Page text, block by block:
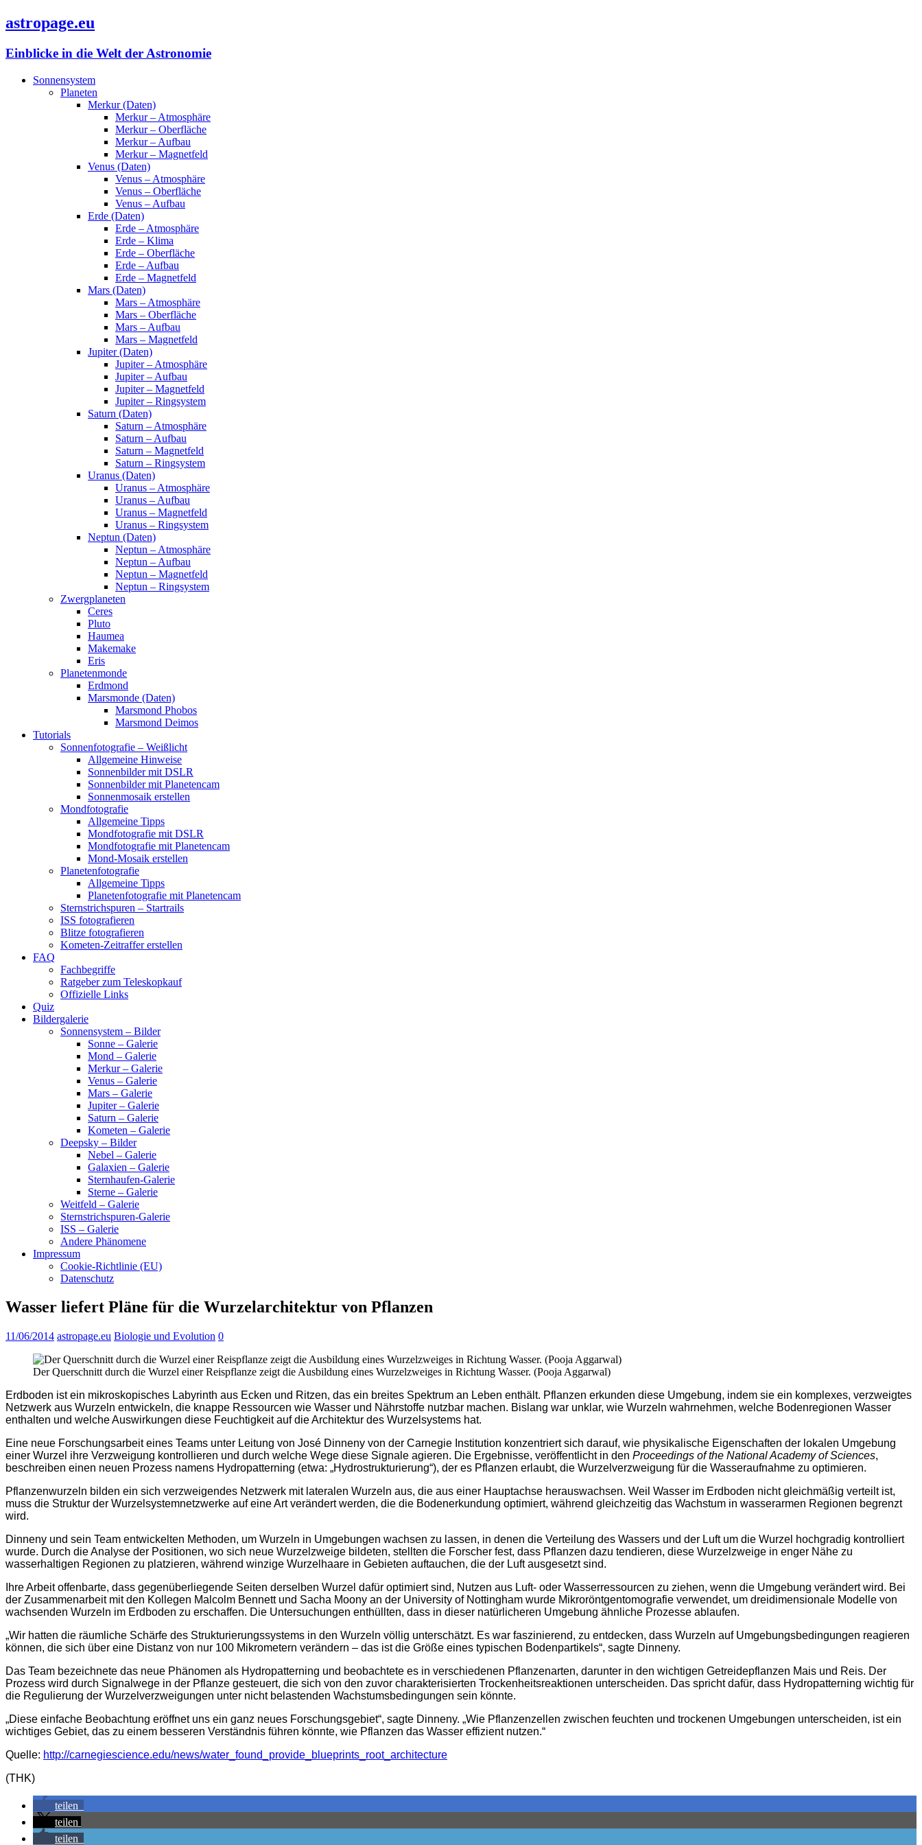
astropage.eu
Einblicke in die Welt der Astronomie
Sonnensystem
Planeten
Merkur (Daten)
Merkur – Atmosphäre
Merkur – Oberfläche
Merkur – Aufbau
Merkur – Magnetfeld
Venus (Daten)
Venus – Atmosphäre
Venus – Oberfläche
Venus – Aufbau
Erde (Daten)
Erde – Atmosphäre
Erde – Klima
Erde – Oberfläche
Erde – Aufbau
Erde – Magnetfeld
Mars (Daten)
Mars – Atmosphäre
Mars – Oberfläche
Mars – Aufbau
Mars – Magnetfeld
Jupiter (Daten)
Jupiter – Atmosphäre
Jupiter – Aufbau
Jupiter – Magnetfeld
Jupiter – Ringsystem
Saturn (Daten)
Saturn – Atmosphäre
Saturn – Aufbau
Saturn – Magnetfeld
Saturn – Ringsystem
Uranus (Daten)
Uranus – Atmosphäre
Uranus – Aufbau
Uranus – Magnetfeld
Uranus – Ringsystem
Neptun (Daten)
Neptun – Atmosphäre
Neptun – Aufbau
Neptun – Magnetfeld
Neptun – Ringsystem
Zwergplaneten
Ceres
Pluto
Haumea
Makemake
Eris
Planetenmonde
Erdmond
Marsmonde (Daten)
Marsmond Phobos
Marsmond Deimos
Tutorials
Sonnenfotografie – Weißlicht
Allgemeine Hinweise
Sonnenbilder mit DSLR
Sonnenbilder mit Planetencam
Sonnenmosaik erstellen
Mondfotografie
Allgemeine Tipps
Mondfotografie mit DSLR
Mondfotografie mit Planetencam
Mond-Mosaik erstellen
Planetenfotografie
Allgemeine Tipps
Planetenfotografie mit Planetencam
Sternstrichspuren – Startrails
ISS fotografieren
Blitze fotografieren
Kometen-Zeitraffer erstellen
FAQ
Fachbegriffe
Ratgeber zum Teleskopkauf
Offizielle Links
Quiz
Bildergalerie
Sonnensystem – Bilder
Sonne – Galerie
Mond – Galerie
Merkur – Galerie
Venus – Galerie
Mars – Galerie
Jupiter – Galerie
Saturn – Galerie
Kometen – Galerie
Deepsky – Bilder
Nebel – Galerie
Galaxien – Galerie
Sternhaufen-Galerie
Sterne – Galerie
Weitfeld – Galerie
Sternstrichspuren-Galerie
ISS – Galerie
Andere Phänomene
Impressum
Cookie-Richtlinie (EU)
Datenschutz
Wasser liefert Pläne für die Wurzelarchitektur von Pflanzen
11/06/2014 astropage.eu Biologie und Evolution 0
Der Querschnitt durch die Wurzel einer Reispflanze zeigt die Ausbildung eines Wurzelzweiges in Richtung Wasser. (Pooja Aggarwal)
Erdboden ist ein mikroskopisches Labyrinth aus Ecken und Ritzen, das ein breites Spektrum an Leben enthält. Pflanzen erkunden diese Umgebung, indem sie ein komplexes, verzweigtes
Netzwerk aus Wurzeln entwickeln, die knappe Ressourcen wie Wasser und Nährstoffe nutzbar machen. Bislang war unklar, wie Wurzeln wahrnehmen, welche Bodenregionen Wasser
enthalten und welche Auswirkungen diese Feuchtigkeit auf die Architektur des Wurzelsystems hat.
Eine neue Forschungsarbeit eines Teams unter Leitung von José Dinneny von der Carnegie Institution konzentriert sich darauf, wie physikalische Eigenschaften der lokalen Umgebung
einer Wurzel ihre Verzweigung kontrollieren und durch welche Wege diese Signale agieren. Die Ergebnisse, veröffentlicht in den Proceedings of the National Academy of Sciences,
beschreiben einen neuen Prozess namens Hydropatterning (etwa: „Hydrostrukturierung“), der es Pflanzen erlaubt, die Wurzelverzweigung für die Wasseraufnahme zu optimieren.
Pflanzenwurzeln bilden ein sich verzweigendes Netzwerk mit lateralen Wurzeln aus, die aus einer Hauptachse herauswachsen. Weil Wasser im Erdboden nicht gleichmäßig verteilt ist,
muss die Struktur der Wurzelsystemnetzwerke auf eine Art verändert werden, die die Bodenerkundung optimiert, während gleichzeitig das Wachstum in wasserarmen Regionen begrenzt
wird.
Dinneny und sein Team entwickelten Methoden, um Wurzeln in Umgebungen wachsen zu lassen, in denen die Verteilung des Wassers und der Luft um die Wurzel hochgradig kontrolliert
wurde. Durch die Analyse der Positionen, wo sich neue Wurzelzweige bildeten, stellten die Forscher fest, dass Pflanzen dazu tendieren, diese Wurzelzweige in enger Nähe zu
wasserhaltigen Regionen zu platzieren, während winzige Wurzelhaare in Gebieten auftauchen, die der Luft ausgesetzt sind.
Ihre Arbeit offenbarte, dass gegenüberliegende Seiten derselben Wurzel dafür optimiert sind, Nutzen aus Luft- oder Wasserressourcen zu ziehen, wenn die Umgebung verändert wird. Bei
der Zusammenarbeit mit den Kollegen Malcolm Bennett und Sacha Moony an der University of Nottingham wurde Mikroröntgentomografie verwendet, um dreidimensionale Modelle von
wachsenden Wurzeln im Erdboden zu erschaffen. Die Untersuchungen enthüllten, dass in dieser natürlicheren Umgebung ähnliche Prozesse ablaufen.
„Wir hatten die räumliche Schärfe des Strukturierungssystems in den Wurzeln völlig unterschätzt. Es war faszinierend, zu entdecken, dass Wurzeln auf Umgebungsbedingungen reagieren
können, die sich über eine Distanz von nur 100 Mikrometern verändern – das ist die Größe eines typischen Bodenpartikels“, sagte Dinneny.
Das Team bezeichnete das neue Phänomen als Hydropatterning und beobachtete es in verschiedenen Pflanzenarten, darunter in den wichtigen Getreidepflanzen Mais und Reis. Der
Prozess wird durch Signalwege in der Pflanze gesteuert, die sich von den zuvor charakterisierten Trockenheitsreaktionen unterscheiden. Das spricht dafür, dass Hydropatterning wichtig für
die Regulierung der Wurzelverzweigungen unter nicht belastenden Wachstumsbedingungen sein könnte.
„Diese einfache Beobachtung eröffnet uns ein ganz neues Forschungsgebiet“, sagte Dinneny. „Wie Pflanzenzellen zwischen feuchten und trockenen Umgebungen unterscheiden, ist ein
wichtiges Gebiet, das zu einem besseren Verständnis führen könnte, wie Pflanzen das Wasser effizient nutzen.“
Quelle: http://carnegiescience.edu/news/water_found_provide_blueprints_root_architecture
(THK)
teilen
teilen
teilen